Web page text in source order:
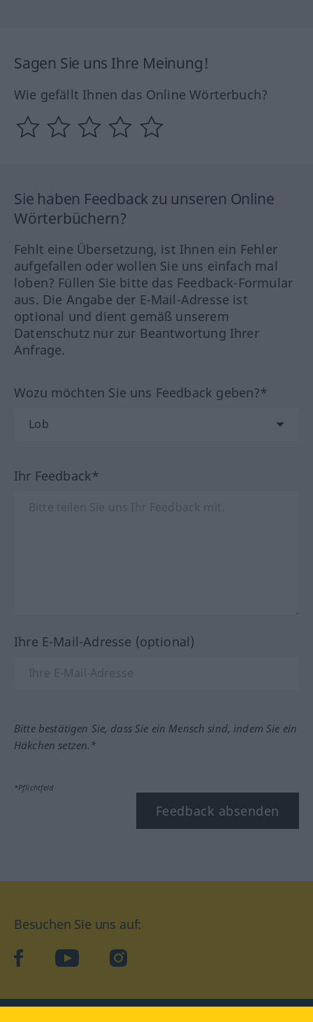
Sagen Sie uns Ihre Meinung!
Wie gefällt Ihnen das Online Wörterbuch?
Sie haben Feedback zu unseren Online
Wörterbüchern?
Fehlt eine Übersetzung, ist Ihnen ein Fehler
aufgefallen oder wollen Sie uns einfach mal
loben? Füllen Sie bitte das Feedback-Formular
aus. Die Angabe der E-Mail-Adresse ist
optional und dient gemäß unserem
Datenschutz nur zur Beantwortung Ihrer
Anfrage.
Wozu möchten Sie uns Feedback geben?*
Ihr Feedback*
Ihre E-Mail-Adresse (optional)
Bitte bestätigen Sie, dass Sie ein Mensch sind, indem Sie ein
Häkchen setzen.*
*Pflichtfeld
Feedback absenden
Besuchen Sie uns auf:
facebookYouTube Instagram